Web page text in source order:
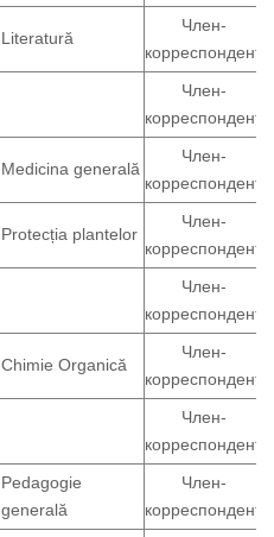
Literatură
Член-
корреспондент
Член-
корреспондент
Medicina generală
Член-
корреспондент
Protecția plantelor
Член-
корреспондент
Член-
корреспондент
Chimie Organică
Член-
корреспондент
Член-
корреспондент
Pedagogie
generală
Член-
корреспондент